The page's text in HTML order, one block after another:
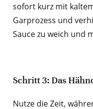
sofort kurz mit
Garprozess und
Sauce zu weich und
Schritt 3: Das
Nutze die Zeit,